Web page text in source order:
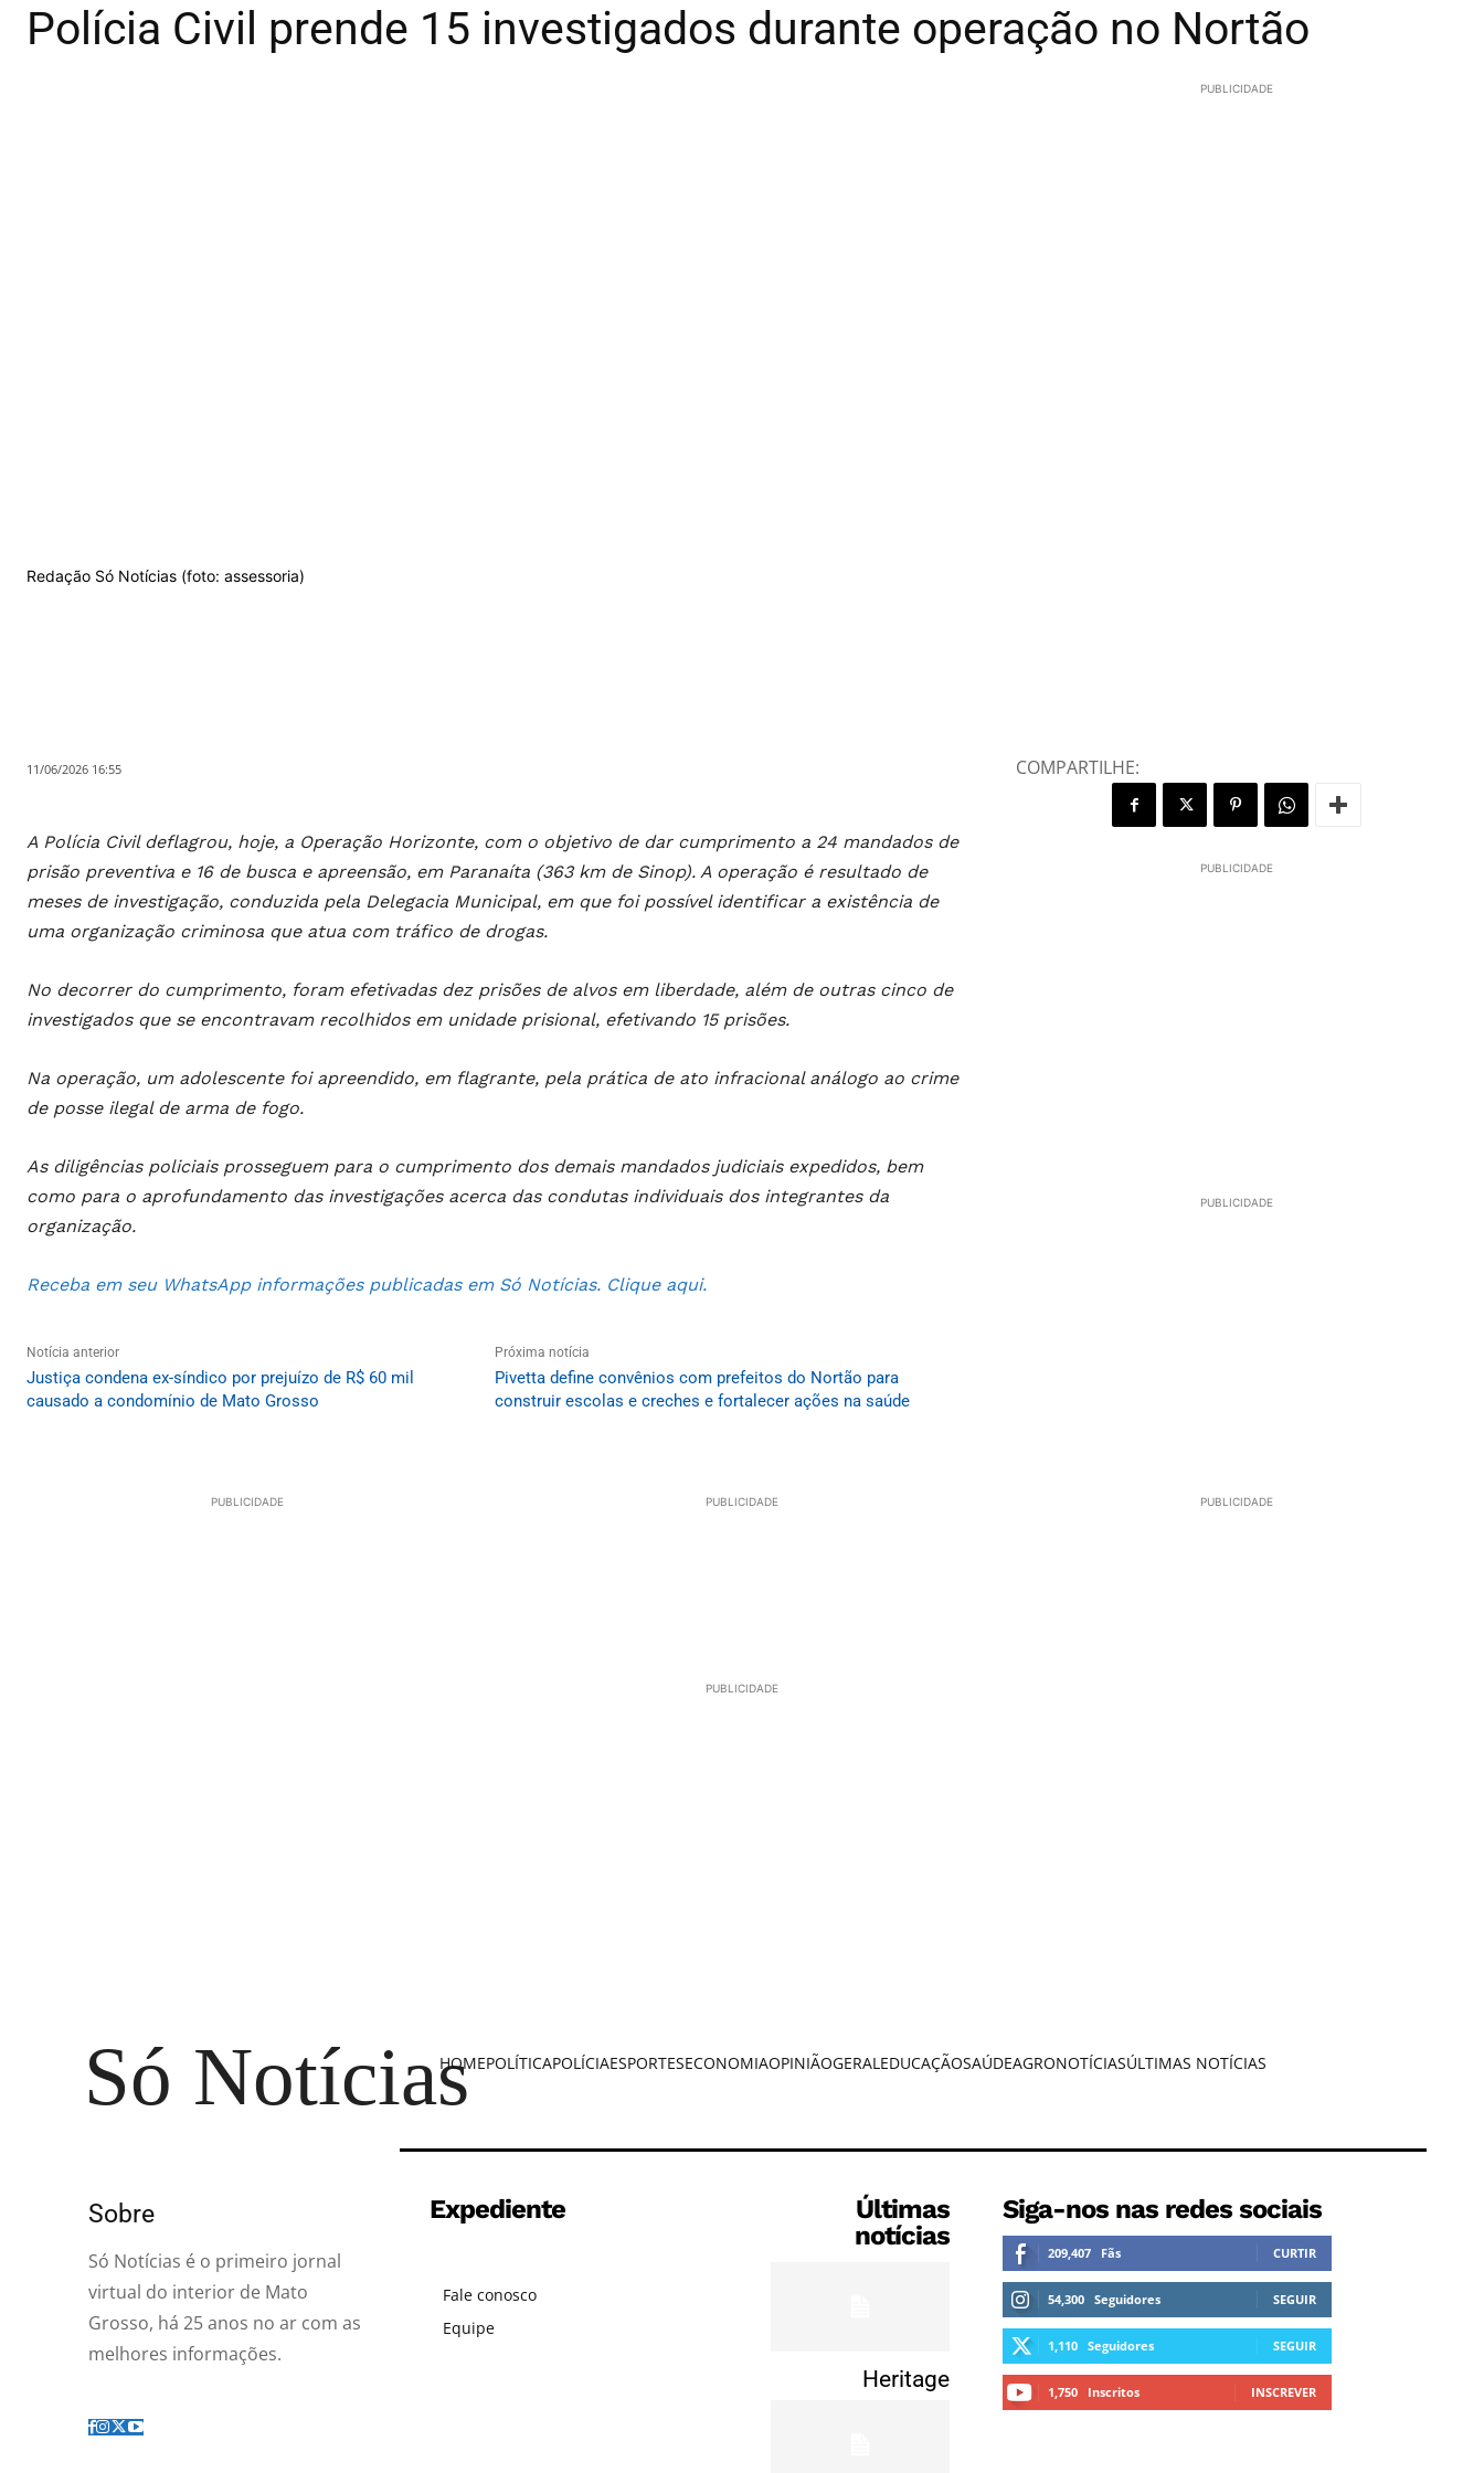
Polícia Civil prende 15 investigados durante operação no Nortão
PUBLICIDADE
Redação Só Notícias (foto: assessoria)
11/06/2026 16:55
A Polícia Civil deflagrou, hoje, a Operação Horizonte, com o objetivo de dar cumprimento a 24 mandados de
prisão preventiva e 16 de busca e apreensão, em Paranaíta (363 km de Sinop). A operação é resultado de
meses de investigação, conduzida pela Delegacia Municipal, em que foi possível identificar a existência de
uma organização criminosa que atua com tráfico de drogas.
No decorrer do cumprimento, foram efetivadas dez prisões de alvos em liberdade, além de outras cinco de
investigados que se encontravam recolhidos em unidade prisional, efetivando 15 prisões.
Na operação, um adolescente foi apreendido, em flagrante, pela prática de ato infracional análogo ao crime
de posse ilegal de arma de fogo.
As diligências policiais prosseguem para o cumprimento dos demais mandados judiciais expedidos, bem
como para o aprofundamento das investigações acerca das condutas individuais dos integrantes da
organização.
Receba em seu WhatsApp informações publicadas em Só Notícias. Clique aqui.
Notícia anterior
Justiça condena ex-síndico por prejuízo de R$ 60 mil
causado a condomínio de Mato Grosso
Próxima notícia
Pivetta define convênios com prefeitos do Nortão para
construir escolas e creches e fortalecer ações na saúde
COMPARTILHE:
PUBLICIDADE
PUBLICIDADE
PUBLICIDADE PUBLICIDADE PUBLICIDADE
PUBLICIDADE
Só Notícias
HOMEPOLÍTICAPOLÍCIAESPORTESECONOMIAOPINIÃOGERALEDUCAÇÃOSAÚDEAGRONOTÍCIASÚLTIMAS NOTÍCIAS
Sobre
Só Notícias é o primeiro jornal
virtual do interior de Mato
Grosso, há 25 anos no ar com as
melhores informações.
Expediente
Fale conosco
Equipe
Últimas
notícias
Heritage
Siga-nos nas redes sociais
209,407 Fãs CURTIR
54,300 Seguidores SEGUIR
1,110 Seguidores SEGUIR
1,750 Inscritos INSCREVER